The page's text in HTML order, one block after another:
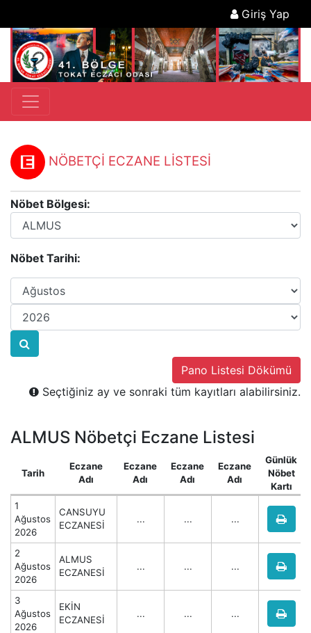
Giriş Yap
NÖBETÇİ ECZANE LİSTESİ
Nöbet Bölgesi:
Nöbet Tarihi:
Pano Listesi Dökümü
Seçtiğiniz ay ve sonraki tüm kayıtları alabilirsiniz.
ALMUS Nöbetçi Eczane Listesi
Tarih
Eczane
Adı
Eczane
Adı
Eczane
Adı
Eczane
Adı
Günlük
Nöbet
Kartı
1
Ağustos
2026
CANSUYU
ECZANESİ
... ... ...
2
Ağustos
2026
ALMUS
ECZANESİ
... ... ...
3
Ağustos
2026
EKİN
ECZANESİ
... ... ...